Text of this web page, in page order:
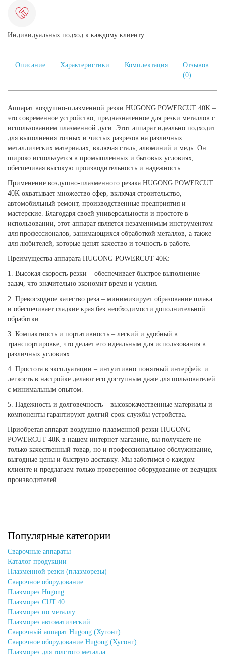
Индивидуальных подход к каждому клиенту
Описание Характеристики Комплектация
Отзывов
(0)
Аппарат воздушно-плазменной резки HUGONG POWERCUT 40K –
это современное устройство, предназначенное для резки металлов с
использованием плазменной дуги. Этот аппарат идеально подходит
для выполнения точных и чистых разрезов на различных
металлических материалах, включая сталь, алюминий и медь. Он
широко используется в промышленных и бытовых условиях,
обеспечивая высокую производительность и надежность.
Применение воздушно-плазменного резака HUGONG POWERCUT
40K охватывает множество сфер, включая строительство,
автомобильный ремонт, производственные предприятия и
мастерские. Благодаря своей универсальности и простоте в
использовании, этот аппарат является незаменимым инструментом
для профессионалов, занимающихся обработкой металлов, а также
для любителей, которые ценят качество и точность в работе.
Преимущества аппарата HUGONG POWERCUT 40K:
1. Высокая скорость резки – обеспечивает быстрое выполнение
задач, что значительно экономит время и усилия.
2. Превосходное качество реза – минимизирует образование шлака
и обеспечивает гладкие края без необходимости дополнительной
обработки.
3. Компактность и портативность – легкий и удобный в
транспортировке, что делает его идеальным для использования в
различных условиях.
4. Простота в эксплуатации – интуитивно понятный интерфейс и
легкость в настройке делают его доступным даже для пользователей
с минимальным опытом.
5. Надежность и долговечность – высококачественные материалы и
компоненты гарантируют долгий срок службы устройства.
Приобретая аппарат воздушно-плазменной резки HUGONG
POWERCUT 40K в нашем интернет-магазине, вы получаете не
только качественный товар, но и профессиональное обслуживание,
выгодные цены и быструю доставку. Мы заботимся о каждом
клиенте и предлагаем только проверенное оборудование от ведущих
производителей.
Популярные категории
Сварочные аппараты
Каталог продукции
Плазменной резки (плазморезы)
Сварочное оборудование
Плазморез Hugong
Плазморез CUT 40
Плазморез по металлу
Плазморез автоматический
Сварочный аппарат Hugong (Хугонг)
Сварочное оборудование Hugong (Хугонг)
Плазморез для толстого металла